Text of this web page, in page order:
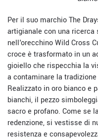
Per il suo marchio The
artigianale con una
nell'orecchino Wild Cross
croce è trasformato in un
gioiello che rispecchia la
a contaminare la
Realizzato in oro bianco e
bianchi, il pezzo
sacro e profano. Come se
redenzione, si vestisse di
resistenza e